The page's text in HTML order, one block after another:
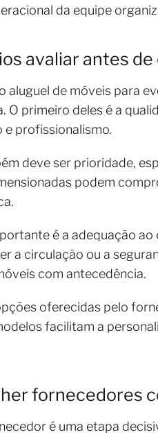
da equipe
avaliar antes
aluguel de móveis para
O primeiro deles é a
profissionalismo.
deve ser prioridade,
podem
é a adequação
a circulação ou a
com antecedência.
oferecidas pelo
facilitam a
fornecedores
é uma etapa